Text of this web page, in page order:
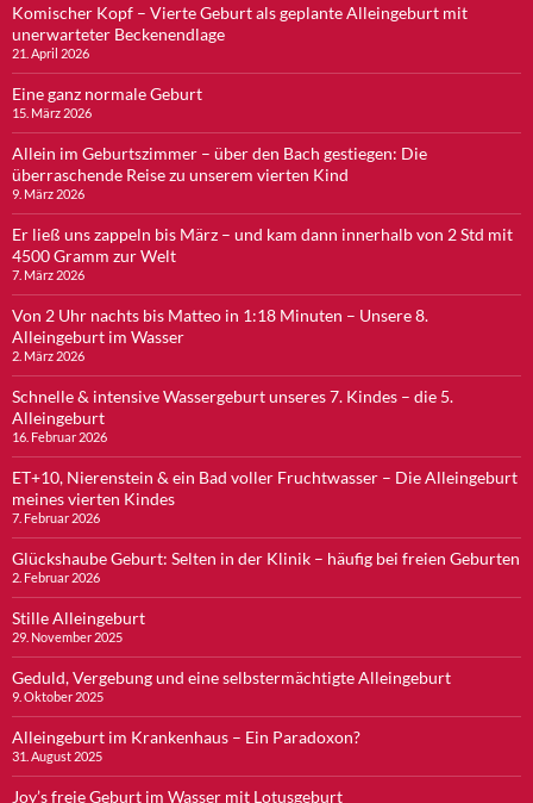
Komischer Kopf – Vierte Geburt als geplante Alleingeburt mit
unerwarteter Beckenendlage
21. April 2026
Eine ganz normale Geburt
15. März 2026
Allein im Geburtszimmer – über den Bach gestiegen: Die
überraschende Reise zu unserem vierten Kind
9. März 2026
Er ließ uns zappeln bis März – und kam dann innerhalb von 2 Std mit
4500 Gramm zur Welt
7. März 2026
Von 2 Uhr nachts bis Matteo in 1:18 Minuten – Unsere 8.
Alleingeburt im Wasser
2. März 2026
Schnelle & intensive Wassergeburt unseres 7. Kindes – die 5.
Alleingeburt
16. Februar 2026
ET+10, Nierenstein & ein Bad voller Fruchtwasser – Die Alleingeburt
meines vierten Kindes
7. Februar 2026
Glückshaube Geburt: Selten in der Klinik – häufig bei freien Geburten
2. Februar 2026
Stille Alleingeburt
29. November 2025
Geduld, Vergebung und eine selbstermächtigte Alleingeburt
9. Oktober 2025
Alleingeburt im Krankenhaus – Ein Paradoxon?
31. August 2025
Joy’s freie Geburt im Wasser mit Lotusgeburt